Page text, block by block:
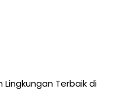
Lingkungan Terbaik di